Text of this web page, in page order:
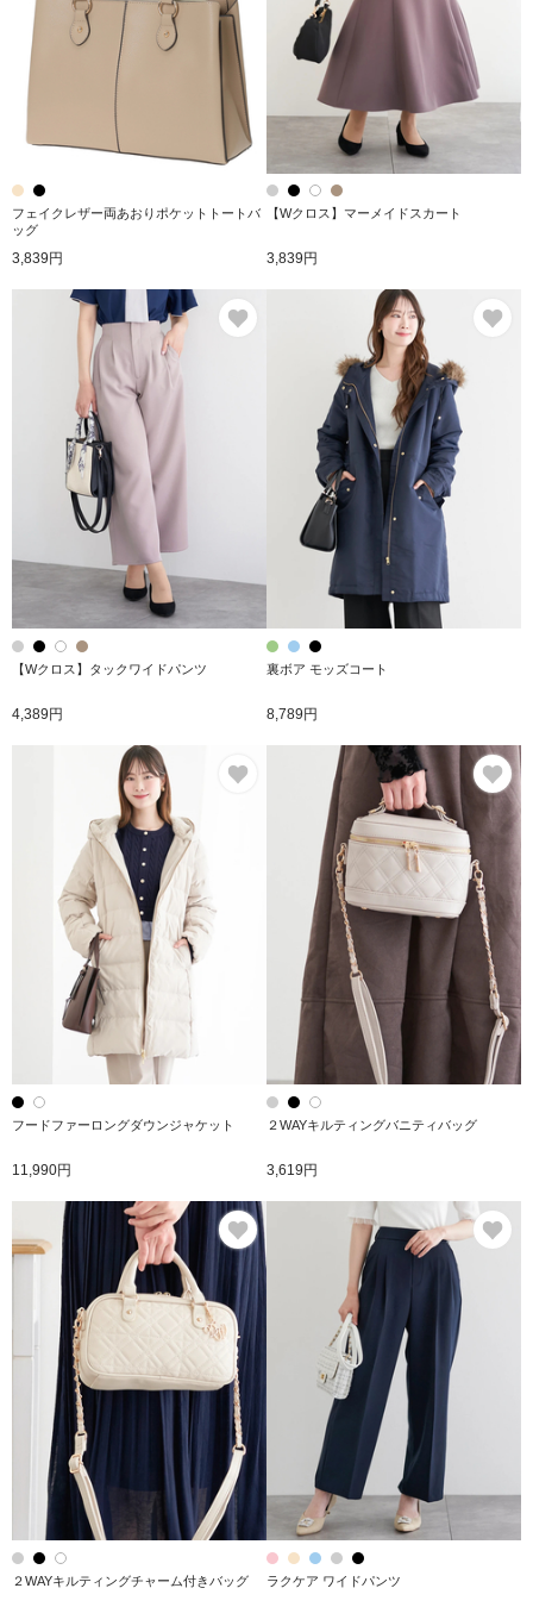
フェイクレザー両あおりポケットトートバ
ッグ
3,839円
【Wクロス】マーメイドスカート
3,839円
【Wクロス】タックワイドパンツ
4,389円
裏ボア モッズコート
8,789円
フードファーロングダウンジャケット
11,990円
２WAYキルティングバニティバッグ
3,619円
お気に入り
２WAYキルティングチャーム付きバッグ ラクケア ワイドパンツ